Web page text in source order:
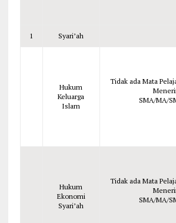
1 Syari’ah
Hukum
Keluarga
Islam
Tidak ada Mata
SMA/MA/
Hukum
Ekonomi
Syari’ah
Tidak ada Mata
SMA/MA/